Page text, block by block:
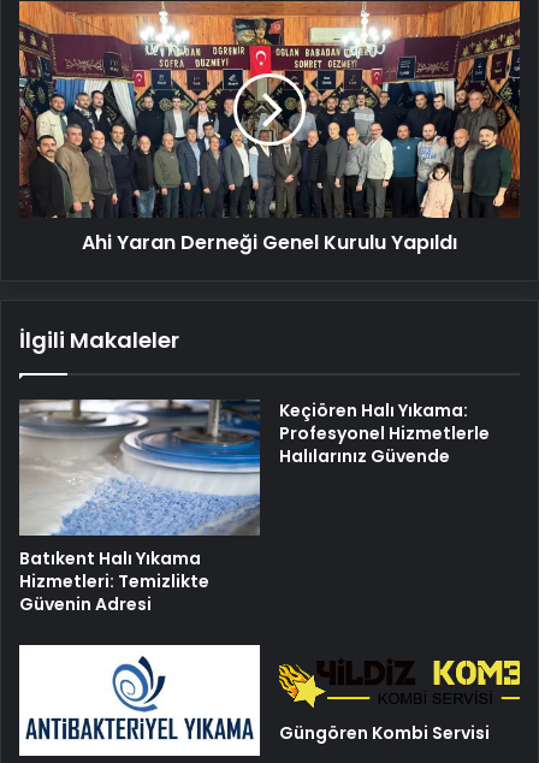
Ahi
Yaran
Derneği
Genel
Kurulu
Yapıldı
Ahi Yaran Derneği Genel Kurulu Yapıldı
İlgili Makaleler
Batıkent Halı Yıkama
Hizmetleri: Temizlikte
Güvenin Adresi
Keçiören Halı Yıkama:
Profesyonel Hizmetlerle
Halılarınız Güvende
Güngören Kombi Servisi